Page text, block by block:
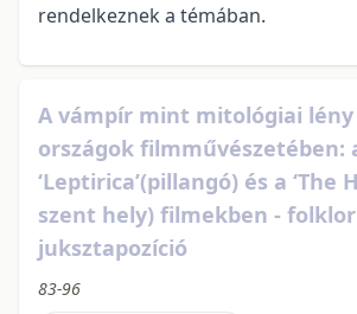
rendelkeznek a témában.
A vámpír mint mitológiai lény
országok filmművészetében:
‘Leptirica’(pillangó) és a ‘The
szent hely) filmekben -
juksztapozíció
83-96